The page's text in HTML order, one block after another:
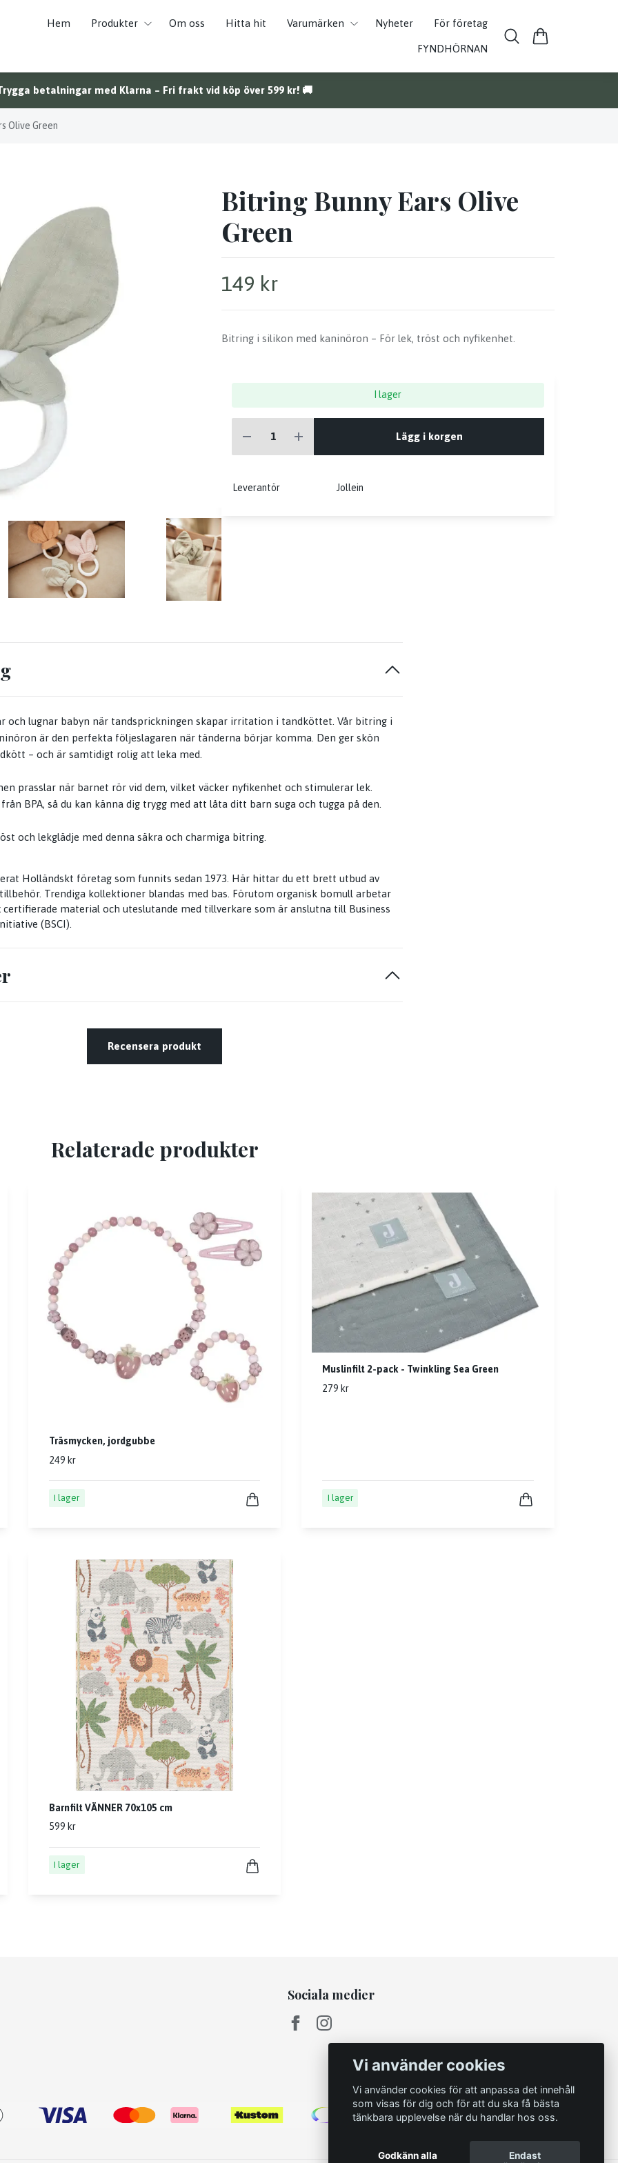
Hem Produkter Om oss Hitta hit Varumärken Nyheter För företag
FYNDHÖRNAN
betalningar med Klarna – Fri frakt vid köp över 599 kr! 🚚
Olive Green
Bitring Bunny Ears Olive
Green
149 kr
Bitring i silikon med kaninöron – För lek, tröst och nyfikenhet.
I lager
Lägg i korgen
Leverantör Jollein
och lugnar babyn när tandsprickningen skapar irritation i tandköttet. Vår bitring i
är den perfekta följeslagaren när tänderna börjar komma. Den ger skön
– och är samtidigt rolig att leka med.
prasslar när barnet rör vid dem, vilket väcker nyfikenhet och stimulerar lek.
BPA, så du kan känna dig trygg med att låta ditt barn suga och tugga på den.
och lekglädje med denna säkra och charmiga bitring.
Holländskt företag som funnits sedan 1973. Här hittar du ett brett utbud av
Trendiga kollektioner blandas med bas. Förutom organisk bomull arbetar
certifierade material och uteslutande med tillverkare som är anslutna till Business
(BSCI).
Recensera produkt
Relaterade produkter
Träsmycken, jordgubbe
249 kr
I lager
Muslinfilt 2-pack - Twinkling Sea Green
279 kr
I lager
Barnfilt VÄNNER 70x105 cm
599 kr
I lager
Sociala medier
Vi använder cookies
Vi använder cookies för att anpassa det innehåll
som visas för dig och för att du ska få bästa
tänkbara upplevelse när du handlar hos oss.
Godkänn alla
Endast